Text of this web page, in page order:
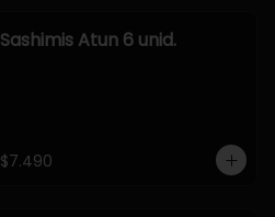
Sashimis Atun 6 unid.
$7.490